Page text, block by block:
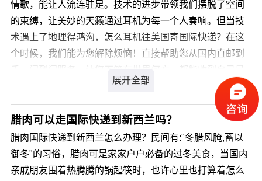
您可以登录我们官方网站 详细了解。
情歌，能让人流连驻足。技术的进步带领我们摆脱了空间
的束缚，让美妙的天籁通过耳机为每一个人奏响。但当技
术遇上了地理得鸿沟，怎么耳机往美国寄国际快递？在这
个时候，我们能为您解除烦恼！直接帮助您从国内直邮到
爱的耳机 ！如果您对于耳机往美国寄国际快递的价格有所
疑问，
您可以登录我们官方网站 详细咨询，我司会有专业客服为
您解答，解决您耳机往美国寄国际快递的疑虑。
腊肉可以走国际快递到新西兰吗？
腊肉国际快递到新西兰怎么办理？民间有:"冬腊风腌,蓄以
御冬"的习俗，腊肉可是家家户户必备的过冬美食，当国内
亲戚朋友围着热腾腾的锅起筷时，也许心里也打算着怎么